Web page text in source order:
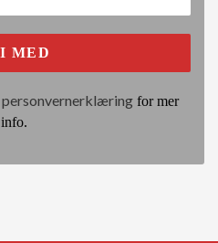
personvernerklæringfor mer
info.